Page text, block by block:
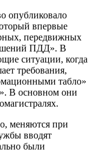
опубликовало
впервые
передвижных
ПДД». В
ситуации, когда
требования,
табло»
В основном они
меняются при
вводят
были